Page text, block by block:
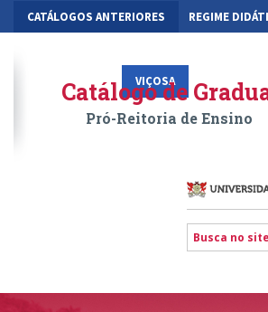
CATÁLOGOS ANTERIORES REGIME
VIÇOSA RIO
Catálogo de
Pró-Reitoria de Ensino